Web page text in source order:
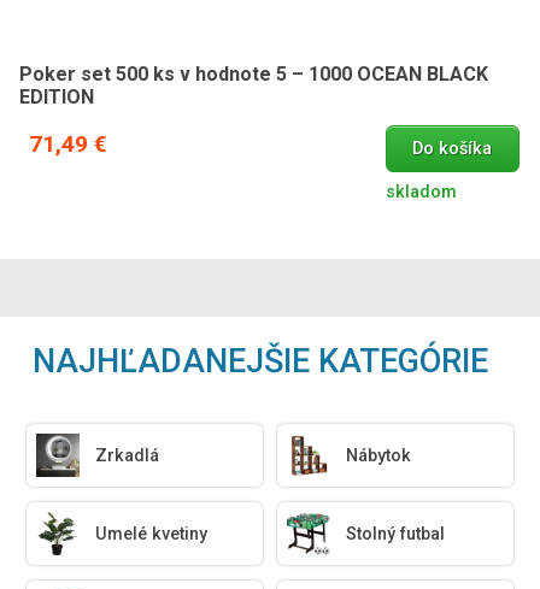
Poker set 500 ks v hodnote 5 – 1000 OCEAN BLACK
EDITION
71,49 € Do košíka
skladom
NAJHĽADANEJŠIE KATEGÓRIE
Zrkadlá Nábytok
Umelé kvetiny Stolný futbal